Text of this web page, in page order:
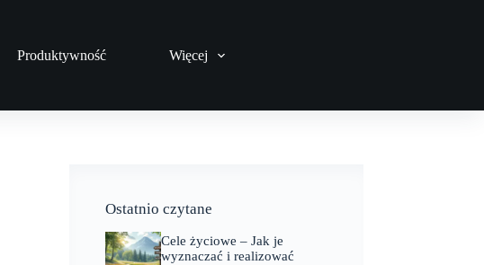
Produktywność Więcej
Ostatnio czytane
Cele życiowe – Jak je
wyznaczać i realizować